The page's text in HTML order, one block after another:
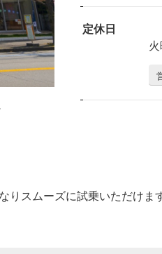
定休日
りスムーズに試乗いただけま